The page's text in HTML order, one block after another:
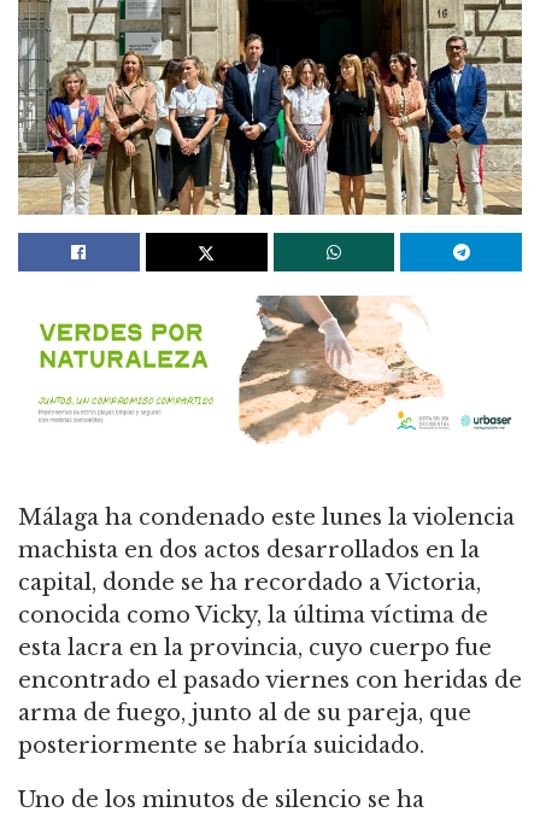
Málaga ha condenado este lunes la violencia
machista en dos actos desarrollados en la
capital, donde se ha recordado a Victoria,
conocida como Vicky, la última víctima de
esta lacra en la provincia, cuyo cuerpo fue
encontrado el pasado viernes con heridas de
arma de fuego, junto al de su pareja, que
posteriormente se habría suicidado.
Uno de los minutos de silencio se ha